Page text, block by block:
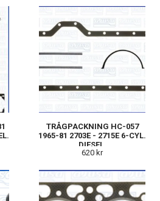
TRÅGPACKNING HC-057
1965-81 2703E - 2715E 6-CYL.
DIESEL.
620 kr